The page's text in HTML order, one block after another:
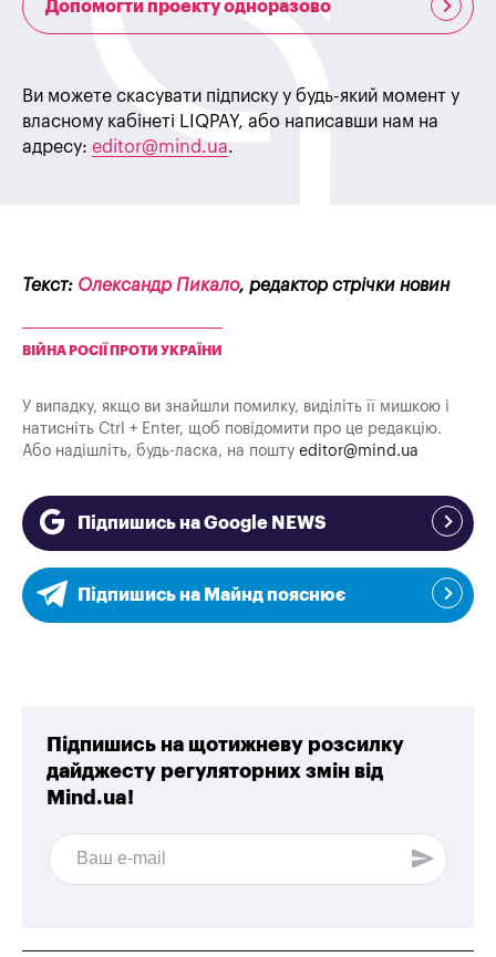
Допомогти проекту одноразово
Ви можете скасувати підписку у будь-який момент у
власному кабінеті LIQPAY, або написавши нам на
адресу: editor@mind.ua.
Текст: Олександр Пикало, редактор стрічки новин
ВІЙНА РОСІЇ ПРОТИ УКРАЇНИ
У випадку, якщо ви знайшли помилку, виділіть її мишкою і
натисніть Ctrl + Enter, щоб повідомити про це редакцію.
Або надішліть, будь-ласка, на пошту editor@mind.ua
Підпишись на Google NEWS
Підпишись на Майнд пояснює
Підпишись на щотижневу розсилку
дайджесту регуляторних змін від
Mind.ua!